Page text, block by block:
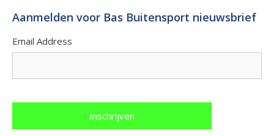
Aanmelden voor Bas Buitensport nieuwsbrief
Email Address